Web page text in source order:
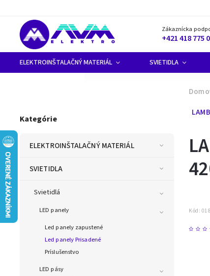
Zákaznícka
+421 418 775
ELEKTROINŠTALAČNÝ MATERIÁL SVIETIDLA
Kategórie
ELEKTROINŠTALAČNÝ MATERIÁL
SVIETIDLA
Svietidlá
LED panely
Led panely zapustené
Led panely Prisadené
Príslušenstvo
LED pásy
Kód: